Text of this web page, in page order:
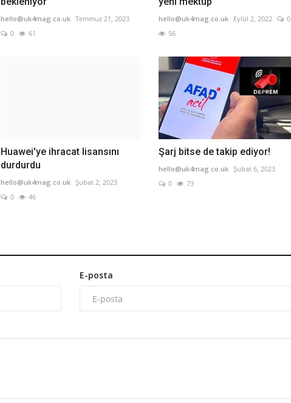
hello@uk4mag.co.uk Temmuz 21, 2023
0
61
hello@uk4mag.co.uk Eylül 2, 2022
0
56
Huawei'ye ihracat lisansını
durdurdu
hello@uk4mag.co.uk Şubat 2, 2023
0
46
Şarj bitse de takip ediyor!
hello@uk4mag.co.uk Şubat 6, 2023
0
73
E-posta